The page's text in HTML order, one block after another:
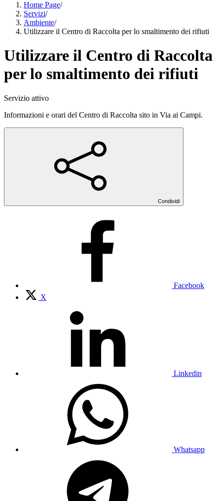
Home Page/
Servizi/
Ambiente/
Utilizzare il Centro di Raccolta per lo smaltimento dei rifiuti
Utilizzare il Centro di Raccolta
per lo smaltimento dei rifiuti
Servizio attivo
Informazioni e orari del Centro di Raccolta sito in Via ai Campi.
Condividi
Facebook
X
Linkedin
Whatsapp